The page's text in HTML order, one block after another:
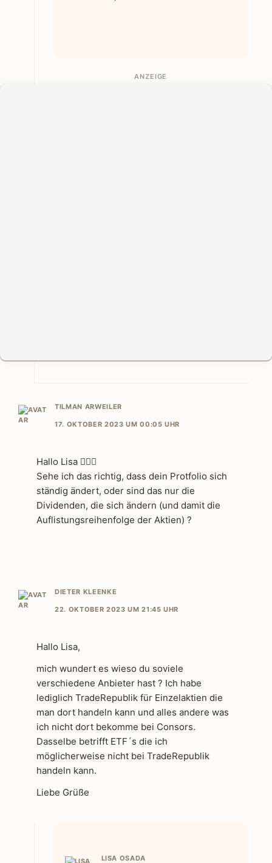
ANZEIGE
TILMAN ARWEILER
17. OKTOBER 2023 UM 00:05 UHR
Hallo Lisa 🙋🏼‍♂️
Sehe ich das richtig, dass dein Protfolio sich
ständig ändert, oder sind das nur die
Dividenden, die sich ändern (und damit die
Auflistungsreihenfolge der Aktien) ?
DIETER KLEENKE
22. OKTOBER 2023 UM 21:45 UHR
Hallo Lisa,
mich wundert es wieso du soviele
verschiedene Anbieter hast ? Ich habe
lediglich TradeRepublik für Einzelaktien die
man dort handeln kann und alles andere was
ich nicht dort bekomme bei Consors.
Dasselbe betrifft ETF´s die ich
möglicherweise nicht bei TradeRepublik
handeln kann.
Liebe Grüße
LISA OSADA